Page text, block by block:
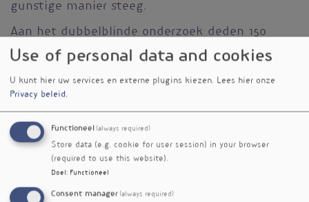
gunstige manier steeg.
Aan het dubbelblinde onderzoek deden 150
gezonde volwassen Taiwanesen mee, die
gedurende 84 dagen dagelijks placebo of 200
mg bètaglucanen uit reishi namen. Er werden
geen ongewenste bijwerkingen gemeld.
Chen SN, Nan FH, Liu MW et al. Evaluation of Immune
Modulation by β-1,3; 1,6 D-Glucan Derived from
Ganoderma lucidum in Healthy Adult Volunteers, A
Randomized Controlled Trial. Foods. 2023; 12(3)
doi:10.3390/foods12030659
Use of personal data and cookies
U kunt hier uw services en externe plugins kiezen. Lees hier onze
Privacy beleid.
Functioneel (always required)
Store data (e.g. cookie for user session) in your browser
(required to use this website).
Doel : Functioneel
Consent manager (always required)